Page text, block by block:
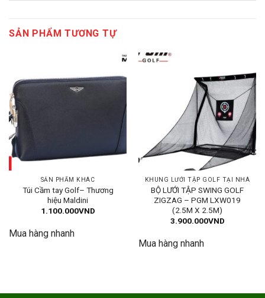
SẢN PHẨM TƯƠNG TỰ
SẢN PHẨM KHÁC
Túi Cầm tay Golf– Thương
hiệu Maldini
1.100.000VND
Mua hàng nhanh
KHUNG LƯỚI TẬP GOLF TẠI NHÀ
BỘ LƯỚI TẬP SWING GOLF
ZIGZAG – PGM LXW019
(2.5M X 2.5M)
3.900.000VND
Mua hàng nhanh